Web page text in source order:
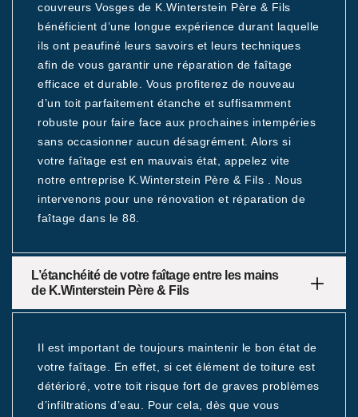
couvreurs Vosges de K.Winterstein Père & Fils
bénéficient d’une longue expérience durant laquelle
ils ont peaufiné leurs savoirs et leurs techniques
afin de vous garantir une réparation de faîtage
efficace et durable. Vous profiterez de nouveau
d’un toit parfaitement étanche et suffisamment
robuste pour faire face aux prochaines intempéries
sans occasionner aucun désagrément. Alors si
votre faîtage est en mauvais état, appelez vite
notre entreprise K.Winterstein Père & Fils . Nous
intervenons pour une rénovation et réparation de
faîtage dans le 88.
L’étanchéité de votre faîtage entre les mains
de K.Winterstein Père & Fils
Il est important de toujours maintenir le bon état de
votre faîtage. En effet, si cet élément de toiture est
détérioré, votre toit risque fort de graves problèmes
d’infiltrations d’eau. Pour cela, dès que vous